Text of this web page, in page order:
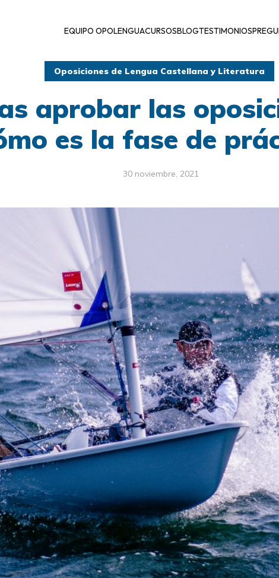
EQUIPO OPOLENGUACURSOSBLOGTESTIMONIOS
Oposiciones de Lengua Castellana y Literatura
aprobar las
es la fase de
30 noviembre, 2021